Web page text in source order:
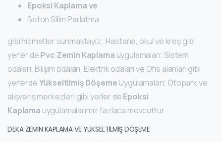
Epoksi Kaplama ve
Beton Silim Parlatma
gibi hizmetler sunmaktayız. Hastane, okul ve kreş gibi
yerler dePvc Zemin Kaplama uygulamaları; Sistem
odaları, Bilişim odaları, Elektrik odaları ve Ofis alanları gibi
yerlerdeYükseltilmiş DöşemeUygulamaları; Otopark ve
alışveriş merkezleri gibi yerler deEpoksi
Kaplama uygulamalarımız fazlaca mevcuttur.
DEKA ZEMİN KAPLAMA VE YÜKSELTİLMİŞ DÖŞEME